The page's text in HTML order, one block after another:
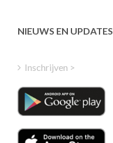
NIEUWS EN UPDATES
Inschrijven >